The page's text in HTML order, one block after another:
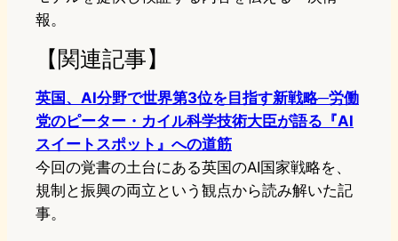
報。
【関連記事】
英国、AI分野で世界第3位を目指す新戦略─労働
党のピーター・カイル科学技術大臣が語る『AI
スイートスポット』への道筋
今回の覚書の土台にある英国のAI国家戦略を、
規制と振興の両立という観点から読み解いた記
事。